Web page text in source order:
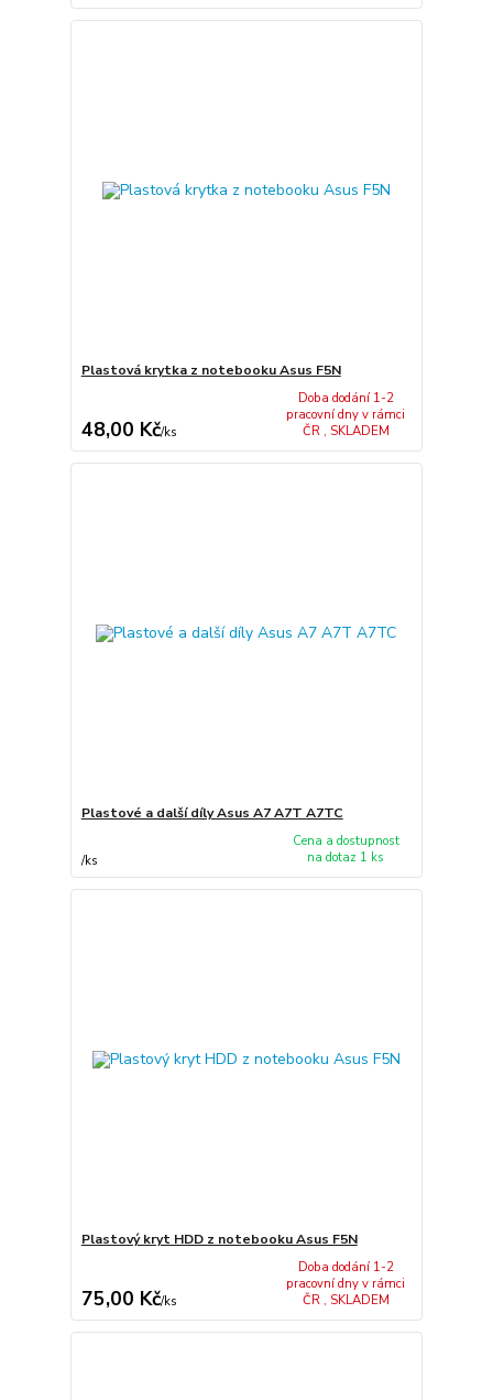
Plastová krytka z notebooku Asus F5N
48,00 Kč/ks
Doba dodání 1-2
pracovní dny v rámci
ČR , SKLADEM
Plastové a další díly Asus A7 A7T A7TC
/ks
Cena a dostupnost
na dotaz 1 ks
Plastový kryt HDD z notebooku Asus F5N
75,00 Kč/ks
Doba dodání 1-2
pracovní dny v rámci
ČR , SKLADEM